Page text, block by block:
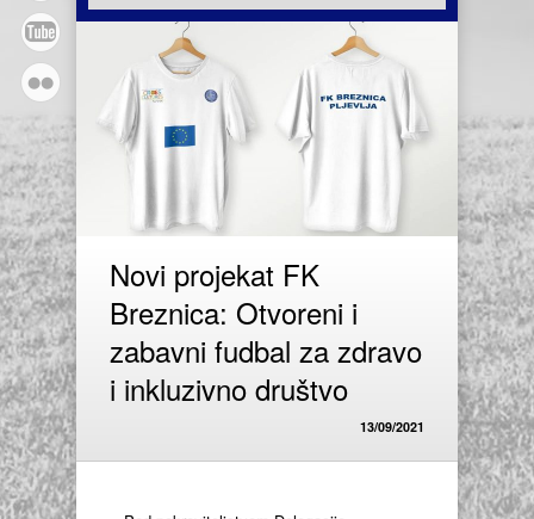
Novi projekat FK
Breznica: Otvoreni i
zabavni fudbal za zdravo
i inkluzivno društvo
13/09/2021